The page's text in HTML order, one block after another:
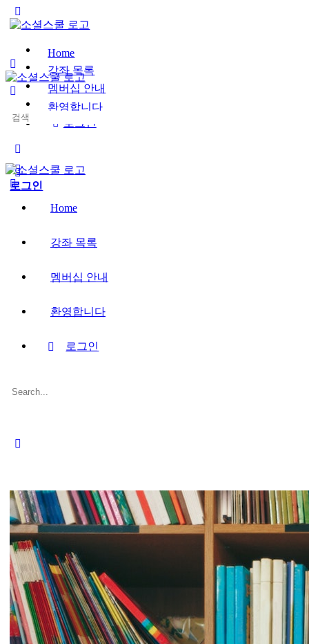
Side
Home
강좌 목록
멤버십 안내
환영합니다
로그인
로그인
Search
Home
강좌 목록
멤버십 안내
환영합니다
로그인
Search